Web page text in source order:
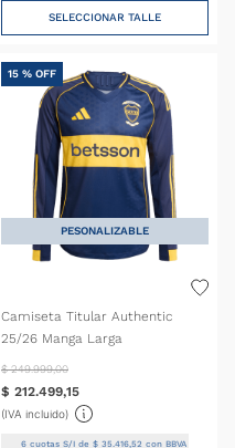
SELECCIONAR TALLE
PESONALIZABLE
15 % OFF
Camiseta Titular Authentic
25/26 Manga Larga
$ 249.999,00
$ 212.499,15
(IVA incluido)
6cuotas S/I de $ 35. 416, 52 con BBVA